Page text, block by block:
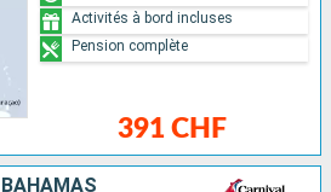
391 CHF
Activités à bord incluses
Pension complète